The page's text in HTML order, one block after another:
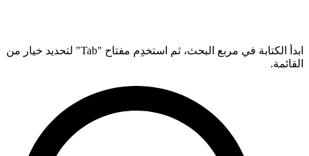
ابدأ الكتابة في مربع البحث، ثم استخدِم مفتاح "Tab" لتحديد خيار من
القائمة.